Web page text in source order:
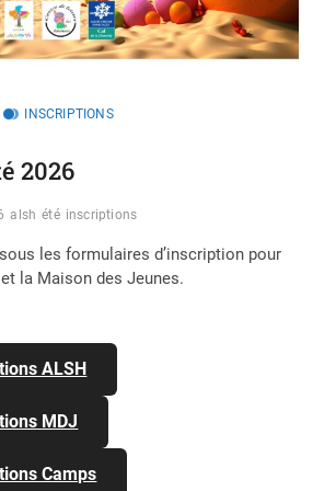
INSCRIPTIONS
2026
alsh été inscriptions
les formulaires d’inscription pour
et la Maison des Jeunes.
ALSH
MDJ
Camps